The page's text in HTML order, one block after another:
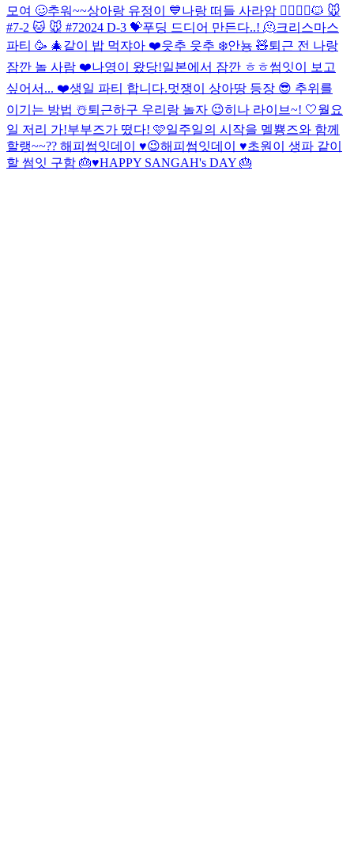
모여 🥴추워~~상아랑 유정이 💙나랑 떠들 사라암 🙆‍♀️🙆‍♂️🐱 🐭
#7-2 🐱 🐭 #72024 D-3 💝푸딩 드디어 만든다..! 🫠크리스마스
파티 🥳 🎄같이 밥 먹쟈아 ❤️읏추 읏추 ❄️안뇽 🧸퇴근 전 나랑
잠깐 놀 사람 ❤️나영이 왔당!일본에서 잠깐 ㅎㅎ썸잇이 보고
싶어서... ❤️생일 파티 합니다.멋쟁이 상아땅 등장 😎 추위를
이기는 방법 ☃️퇴근하구 우리랑 놀자 😉히나 라이브~! 🤍월요
일 저리 가!부부즈가 떴다! 🩷일주일의 시작을 멜뿅즈와 함께
할랭~~?? 해피썸잇데이 ♥️😉해피썸잇데이 ♥️초원이 생파 같이
할 썸잇 구함 🎂♥️HAPPY SANGAH's DAY 🎂